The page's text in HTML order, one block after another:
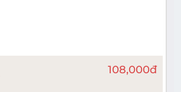
108,000đ